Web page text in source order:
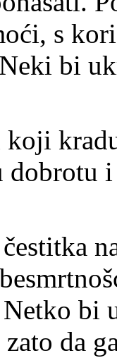
s
bi
dobrotu
bi
da